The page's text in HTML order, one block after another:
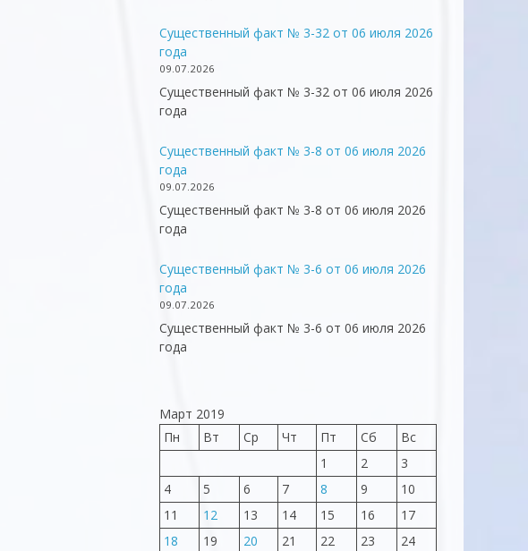
Существенный факт № 3-32 от 06 июля 2026
года
09.07.2026
Существенный факт № 3-32 от 06 июля 2026
года
Существенный факт № 3-8 от 06 июля 2026
года
09.07.2026
Существенный факт № 3-8 от 06 июля 2026
года
Существенный факт № 3-6 от 06 июля 2026
года
09.07.2026
Существенный факт № 3-6 от 06 июля 2026
года
Март 2019
Пн
Вт Ср Чт Пт Сб
Вс
1
2
3
4
5 6 7 8 9
10
11
12 13 14 15 16
17
18
19 20 21 22 23
24